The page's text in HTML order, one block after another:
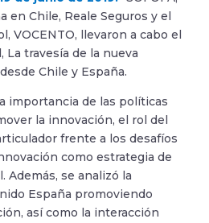
en Chile, Reale Seguros y el
VOCENTO, llevaron a cabo el
La travesía de la nueva
Chile y España.
importancia de las políticas
la innovación, el rol del
frente a los desafíos
como estrategia de
Además, se analizó la
España promoviendo
así como la interacción